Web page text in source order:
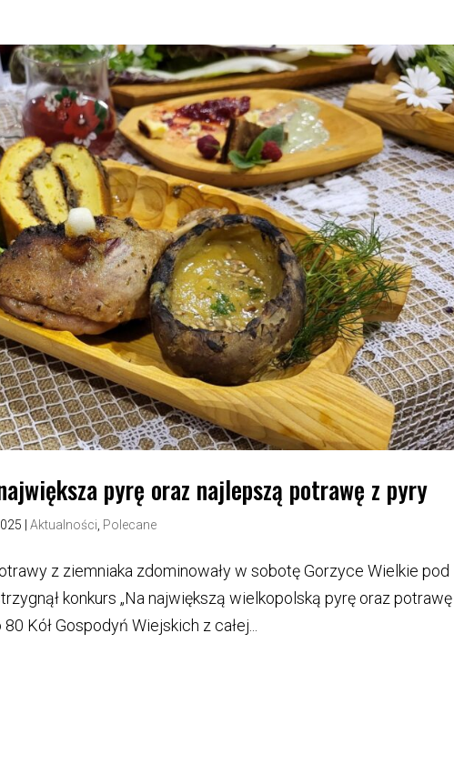
pyrę oraz najlepszą potrawę z pyry
|Aktualności Polecane
z ziemniaka zdominowały w sobotę Gorzyce Wielkie pod
konkurs „Na największą wielkopolską pyrę oraz potrawę
Kół Gospodyń Wiejskich z całej...